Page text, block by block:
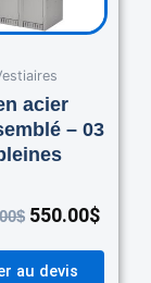
acier
– 03
$ 550.00$
au devis